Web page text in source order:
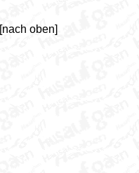
[nach oben]